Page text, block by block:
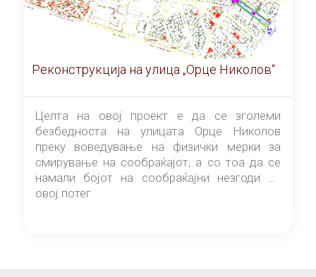
Реконструкција на улица „Орце Николов“
Целта на овој проект е да се зголеми
безбедноста на улицата Орце Николов
преку воведување на физички мерки за
смирување на сообраќајот, а со тоа да се
намали бојот на сообраќајни незгоди на
овој потег